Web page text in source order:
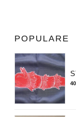
POPULARE
40